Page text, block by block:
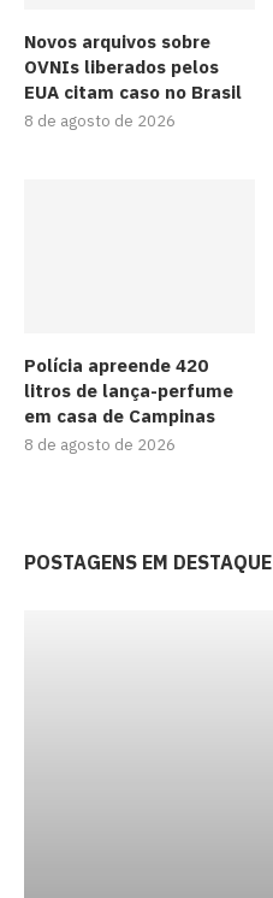
Novos arquivos sobre
OVNIs liberados pelos
EUA citam caso no Brasil
8 de agosto de 2026
Polícia apreende 420
litros de lança-perfume
em casa de Campinas
8 de agosto de 2026
POSTAGENS EM DESTAQUE